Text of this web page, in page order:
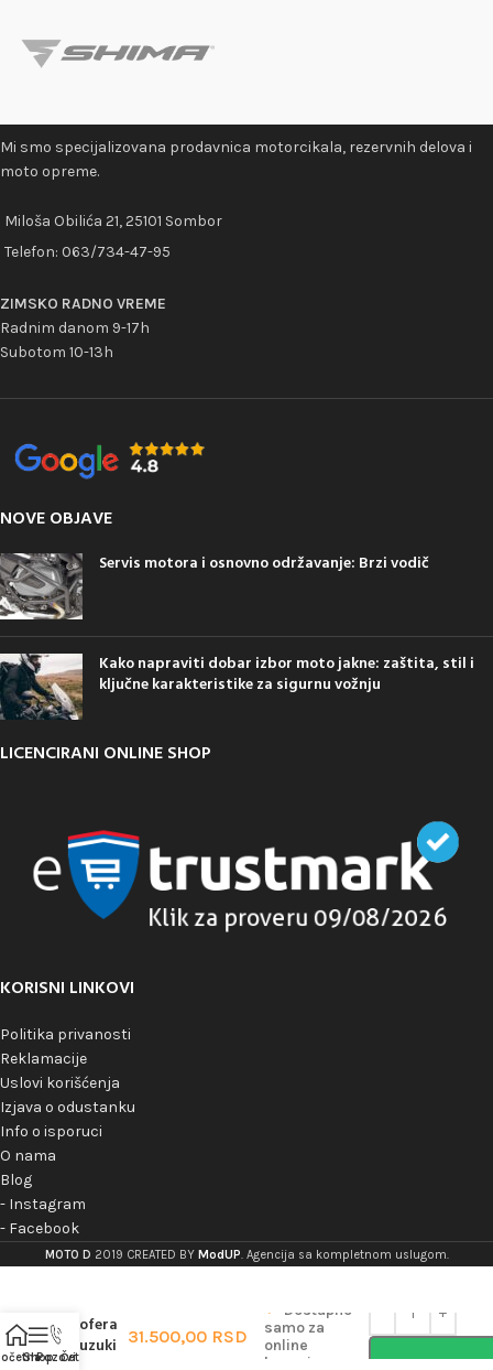
Mi smo specijalizovana prodavnica motorcikala, rezervnih delova i
moto opreme.
Miloša Obilića 21, 25101 Sombor
Telefon: 063/734-47-95
ZIMSKO RADNO VREME
Radnim danom 9-17h
Subotom 10-13h
NOVE OBJAVE
Servis motora i osnovno održavanje: Brzi vodič
Kako napraviti dobar izbor moto jakne: zaštita, stil i
ključne karakteristike za sigurnu vožnju
LICENCIRANI ONLINE SHOP
KORISNI LINKOVI
Politika privanosti
Reklamacije
Uslovi korišćenja
Izjava o odustanku
Info o isporuci
O nama
Blog
- Instagram
- Facebook
MOTO D 2019 CREATED BY ModUP. Agencija sa kompletnom uslugom.
ShopPozovi
Čet
KAPPA
KLR3112
kofera
Suzuki
31.500,00 RSD
Dostupno
samo za
online
kupovinu